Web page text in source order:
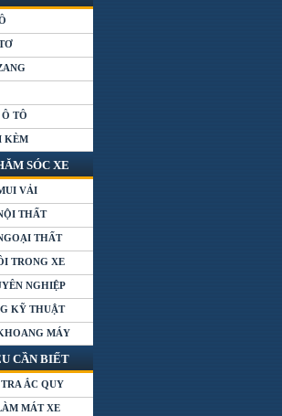
TÔ
KÈM
SÓC XE
VẢI
THẤT
THẤT
TRONG XE
NGHIỆP
KỸ THUẬT
MÁY
CẦN BIẾT
ẮC QUY
MÁT XE